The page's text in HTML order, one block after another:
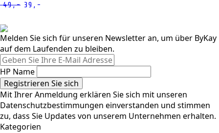
Oorspronkelijke
was:
€ 49,-.
39,-
Huidige
is:
€ 39,-.
Melden Sie sich für unseren Newsletter an, um über ByKay
auf dem Laufenden zu bleiben.
HP Name
Registrieren Sie sich
Mit Ihrer Anmeldung erklären Sie sich mit unseren
Datenschutzbestimmungen einverstanden und stimmen
zu, dass Sie Updates von unserem Unternehmen erhalten.
Kategorien